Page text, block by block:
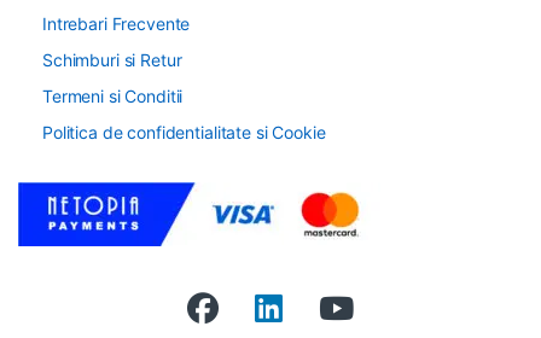
Intrebari Frecvente
Schimburi si Retur
Termeni si Conditii
Politica de confidentialitate si Cookie